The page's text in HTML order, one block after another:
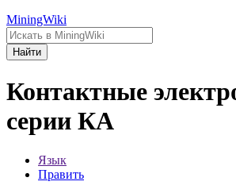
MiningWiki
Найти
Контактные
серии КА
Язык
Править